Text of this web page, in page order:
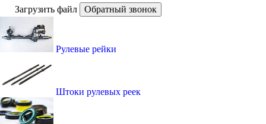
Загрузить файл
Обратный звонок
Рулевые рейки
Штоки рулевых реек